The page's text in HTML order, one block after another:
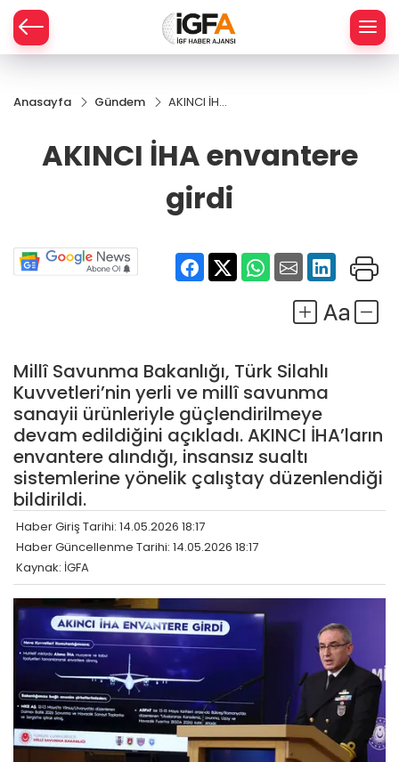
Anasayfa Gündem
AKINCI İHA
AKINCI İHA envantere
girdi
Millî Savunma Bakanlığı, Türk Silahlı
Kuvvetleri’nin yerli ve millî savunma
sanayii ürünleriyle güçlendirilmeye
devam edildiğini açıkladı. AKINCI İHA’ların
envantere alındığı, insansız sualtı
sistemlerine yönelik çalıştay düzenlendiği
bildirildi.
Haber Giriş Tarihi: 14.05.2026 18:17
Haber Güncellenme Tarihi: 14.05.2026 18:17
Kaynak: İGFA